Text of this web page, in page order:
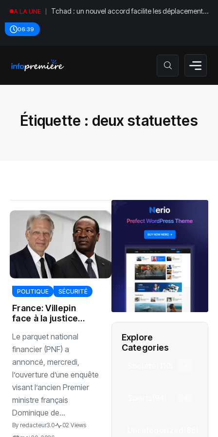
A LA UNE
Tchad : un nouvel accord facilite les déplacements
06:39
Étiquette : deux statuettes
POLITIQUE SÉCURITÉ
France: Villepin
face à la justice
‎‎Le parquet national
financier (PNF) a
annoncé, mercredi,
l’ouverture d’une enquête
visant l’ancien Premier
ministre français
Dominique de...
By redacteur3.0
02 Views
Explore
Categories